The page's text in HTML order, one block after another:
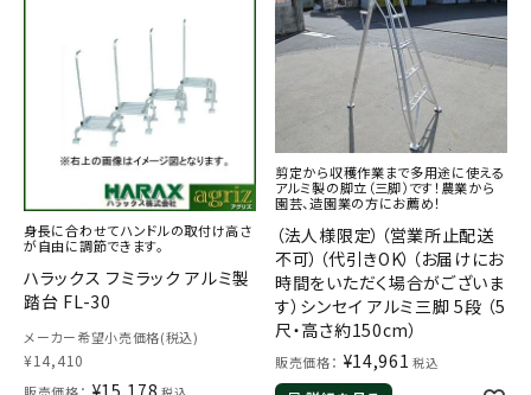
身長に合わせてハンドルの取付け高さ
が自由に調節できます。
ハラックス フミラック アルミ製
踏台 FL-30
メーカー希望小売価格(税込)
¥14,410
¥15,178
剪定から収穫作業まで多用途に使える
アルミ製の脚立（三脚）です！農業から
園芸、造園業の方にお薦め！
（法人様限定）（営業所止配送
不可）（代引きOK）（お届けにお
時間をいただく場合がございま
す）シンセイ アルミ三脚 5段 （5
尺・高さ約150cm）
販売価格： ¥14,961 税込